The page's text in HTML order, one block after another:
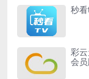
秒
彩
会